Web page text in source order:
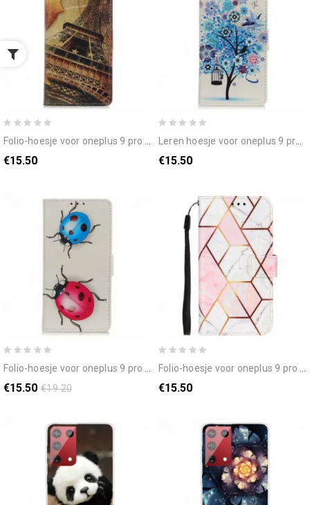
folio-hoesje voor oneplus 9 pro eiffeltoren in de herfst
€15.50
leren hoesje voor oneplus 9 pro bloeiende boom
€15.50
folio-hoesje voor oneplus 9 pro lieveheersbeestjes
€15.50 €19.20
folio-hoesje voor oneplus 9 pro met ketting gestreept geometrisch marmer
€15.50